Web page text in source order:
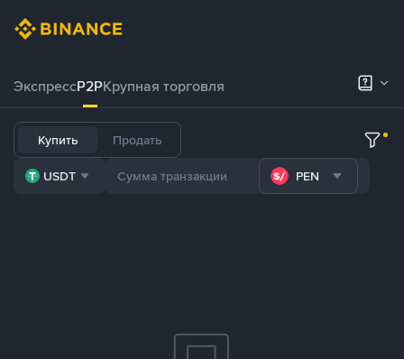
ЭкспрессP2PКрупная торговля
Купить Продать
USDT PEN